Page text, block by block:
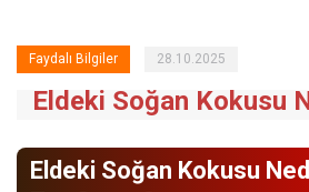
Faydalı Bilgiler 28.10.2025
Eldeki Soğan Kokusu
Eldeki Soğan Kokusu